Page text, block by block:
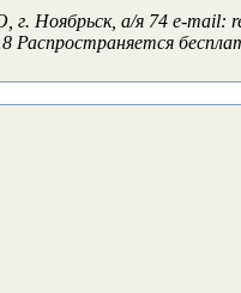
Ноябрьск, а/я 74 e-mail:
Распространяется